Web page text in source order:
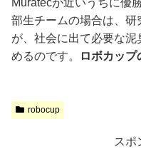
Muratecが近いうちに優
部生チームの場合は、
が、社会に出て必要な
めるのです。
ロボカップ
robocup
スポ